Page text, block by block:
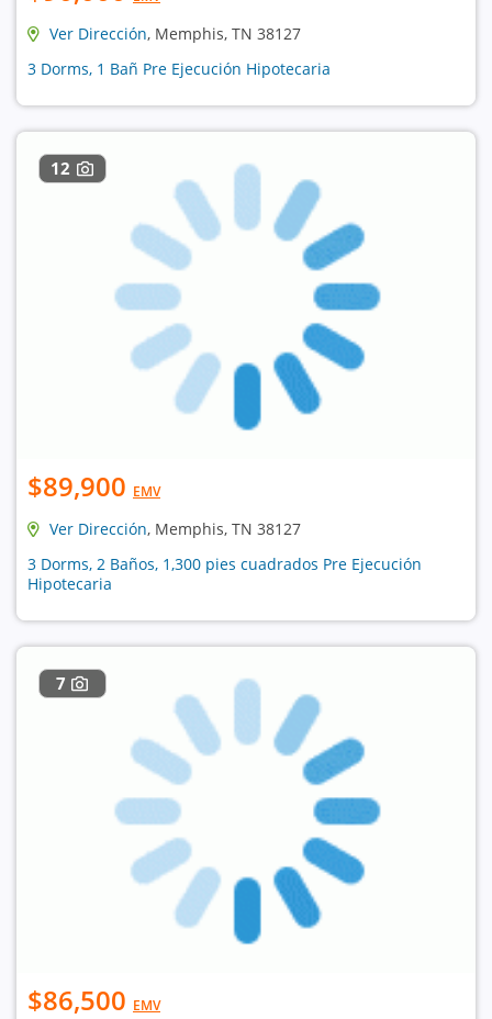
Ver Dirección, Memphis, TN 38127
3 Dorms, 1 Bañ Pre Ejecución Hipotecaria
12
$89,900 EMV
Ver Dirección, Memphis, TN 38127
3 Dorms, 2 Baños, 1,300 pies cuadrados Pre Ejecución
Hipotecaria
7
$86,500 EMV